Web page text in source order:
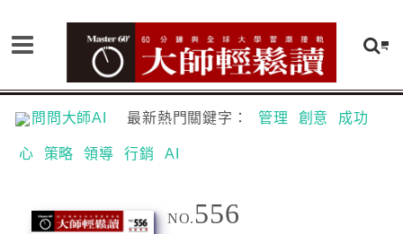
問問大師AI 最新熱門關鍵字： 管理 創意 成功
心 策略 領導 行銷 AI
NO. 556